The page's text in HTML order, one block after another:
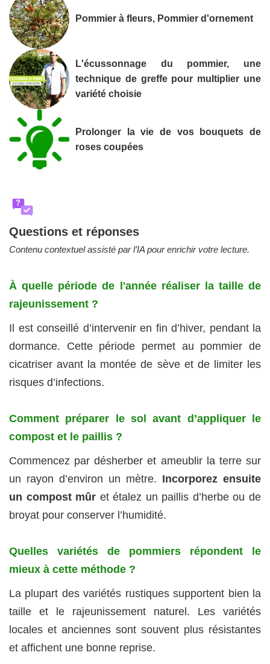
Pommier à fleurs, Pommier d'ornement
L'écussonnage du pommier, une
technique de greffe pour multiplier une
variété choisie
Prolonger la vie de vos bouquets de
roses coupées
?
Questions et réponses
Contenu contextuel assisté par l’IA pour enrichir votre lecture.
À quelle période de l'année réaliser la taille de
rajeunissement ?
Il est conseillé d’intervenir en fin d’hiver, pendant la
dormance. Cette période permet au pommier de
cicatriser avant la montée de sève et de limiter les
risques d’infections.
Comment préparer le sol avant d’appliquer le
compost et le paillis ?
Commencez par désherber et ameublir la terre sur
un rayon d’environ un mètre. Incorporez ensuite
un compost mûr et étalez un paillis d’herbe ou de
broyat pour conserver l’humidité.
Quelles variétés de pommiers répondent le
mieux à cette méthode ?
La plupart des variétés rustiques supportent bien la
taille et le rajeunissement naturel. Les variétés
locales et anciennes sont souvent plus résistantes
et affichent une bonne reprise.